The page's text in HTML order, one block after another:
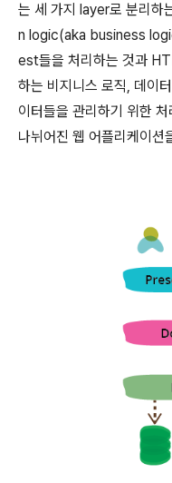
는 세 가지 layer로 분리
n logic(aka business
est들을 처리하는 것과
하는 비지니스 로직, 데이
이터들을 관리하기 위한
나뉘어진 웹 어플리케이션